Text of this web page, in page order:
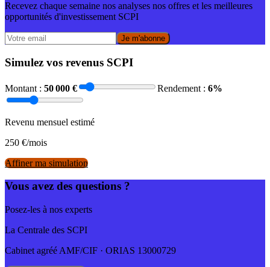
Recevez chaque semaine nos analyses nos offres et les meilleures
opportunités d'investissement SCPI
Je m'abonne
Simulez vos revenus SCPI
Montant : 50 000 € Rendement : 6%
Revenu mensuel estimé
250 €/mois
Affiner ma simulation
Vous avez des questions ?
Posez-les à nos experts
La Centrale des SCPI
Cabinet agréé AMF/CIF · ORIAS 13000729